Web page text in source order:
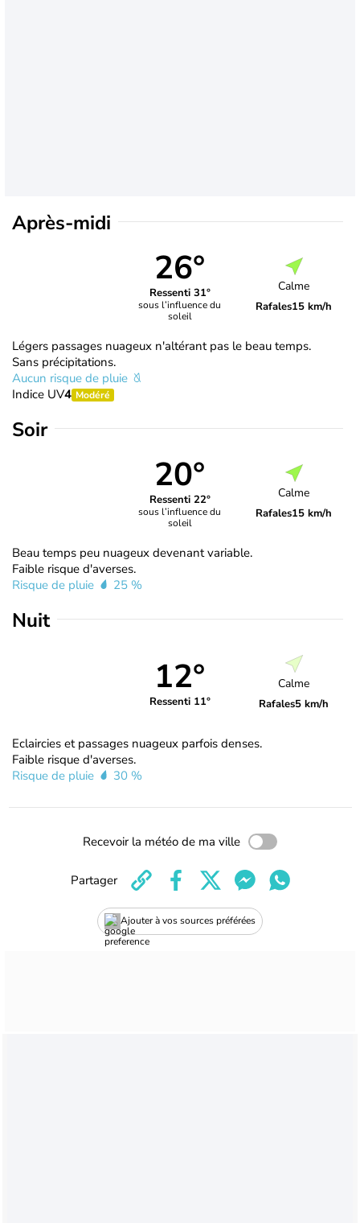
Après-midi
26°
Ressenti 31°
sous l’influence du
soleil
Calme
Rafales15 km/h
Légers passages nuageux n'altérant pas le beau temps.
Sans précipitations.
Aucun risque de pluie
Indice UV4 Modéré
Soir
20°
Ressenti 22°
sous l’influence du
soleil
Calme
Rafales15 km/h
Beau temps peu nuageux devenant variable.
Faible risque d'averses.
Risque de pluie
25 %
Nuit
12°
Ressenti 11°
Calme
Rafales5 km/h
Eclaircies et passages nuageux parfois denses.
Faible risque d'averses.
Risque de pluie
30 %
Recevoir la météo de ma ville
Ajouter à vos sources préférées
Partager